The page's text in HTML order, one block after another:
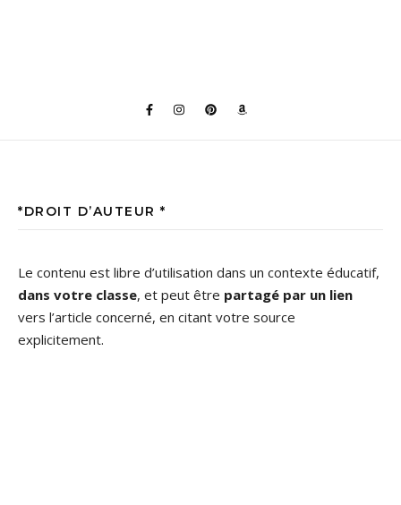
*DROIT D’AUTEUR *
Le contenu est libre d’utilisation dans un contexte éducatif,
dans votre classe, et peut être partagé par un lien
vers l’article concerné, en citant votre source
explicitement.